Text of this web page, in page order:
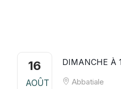
16
AOÛT
DIMANCHE À
Abbatiale